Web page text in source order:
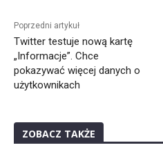
Poprzedni artykuł
Twitter testuje nową kartę
„Informacje”. Chce
pokazywać więcej danych o
użytkownikach
ZOBACZ TAKŻE